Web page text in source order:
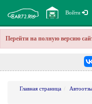
Перейти на полную версию
Войти
Главная страница